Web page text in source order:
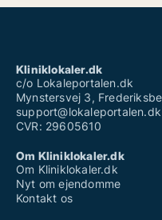
Kliniklokaler.dk
c/o Lokaleportalen.dk
Mynstersvej 3,
support@lokaleportalen.dk
CVR: 29605610
Om Kliniklokaler.dk
Om Kliniklokaler.dk
Nyt om ejendomme
Kontakt os